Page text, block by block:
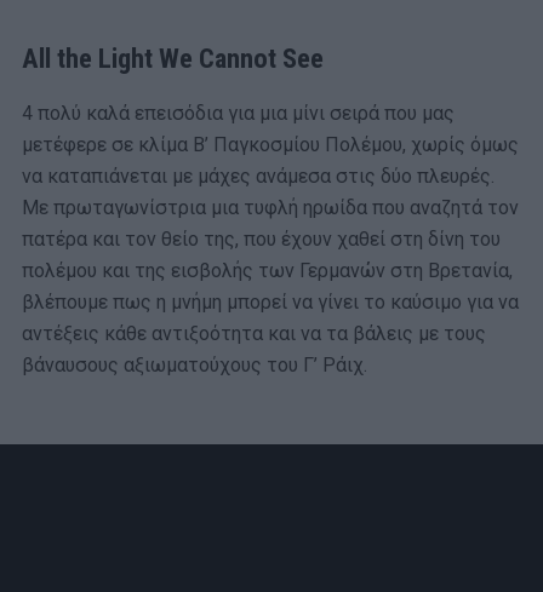
All the Light We Cannot See
4 πολύ καλά επεισόδια για μια μίνι σειρά που μας
μετέφερε σε κλίμα Β’ Παγκοσμίου Πολέμου, χωρίς όμως
να καταπιάνεται με μάχες ανάμεσα στις δύο πλευρές.
Με πρωταγωνίστρια μια τυφλή ηρωίδα που αναζητά τον
πατέρα και τον θείο της, που έχουν χαθεί στη δίνη του
πολέμου και της εισβολής των Γερμανών στη Βρετανία,
βλέπουμε πως η μνήμη μπορεί να γίνει το καύσιμο για να
αντέξεις κάθε αντιξοότητα και να τα βάλεις με τους
βάναυσους αξιωματούχους του Γ’ Ράιχ.